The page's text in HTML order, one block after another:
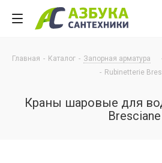
Главная - Каталог - Запорная арматура
- Rubinetterie
Краны шаровые для
Bresciane